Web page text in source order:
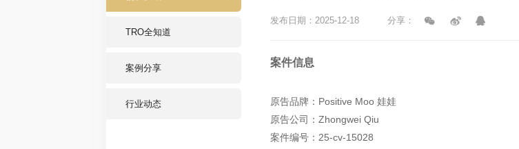
TRO全知道
案例分享
行业动态
发布日期：2025-12-18 分享：
案件信息
原告品牌：Positive Moo 娃娃
原告公司：Zhongwei Qiu
案件编号：25-cv-15028